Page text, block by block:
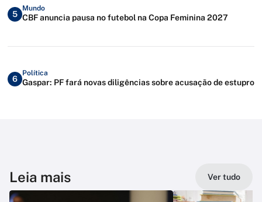
5
Mundo
CBF anuncia pausa no futebol na Copa Feminina 2027
6
Política
Gaspar: PF fará novas diligências sobre acusação de estupro
Leia mais Ver tudo